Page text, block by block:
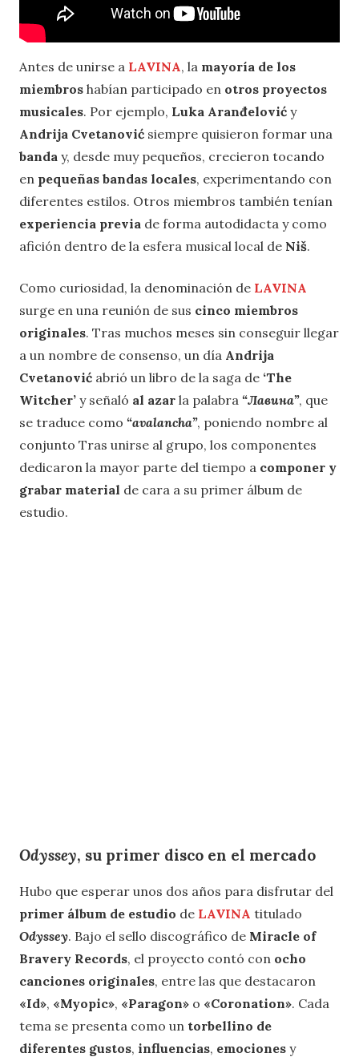
Antes de unirse a LAVINA, la mayoría de los
miembros habían participado en otros proyectos
musicales. Por ejemplo, Luka Aranđelović y
Andrija Cvetanović siempre quisieron formar una
banda y, desde muy pequeños, crecieron tocando
en pequeñas bandas locales, experimentando con
diferentes estilos. Otros miembros también tenían
experiencia previa de forma autodidacta y como
afición dentro de la esfera musical local de Niš.
Como curiosidad, la denominación de LAVINA
surge en una reunión de sus cinco miembros
originales. Tras muchos meses sin conseguir llegar
a un nombre de consenso, un día Andrija
Cvetanović abrió un libro de la saga de ‘The
Witcher’ y señaló al azar la palabra “Лавина”, que
se traduce como “avalancha”, poniendo nombre al
conjunto Tras unirse al grupo, los componentes
dedicaron la mayor parte del tiempo a componer y
grabar material de cara a su primer álbum de
estudio.
Odyssey, su primer disco en el mercado
Hubo que esperar unos dos años para disfrutar del
primer álbum de estudio de LAVINA titulado
Odyssey. Bajo el sello discográfico de Miracle of
Bravery Records, el proyecto contó con ocho
canciones originales, entre las que destacaron
«Id», «Myopic», «Paragon» o «Coronation». Cada
tema se presenta como un torbellino de
diferentes gustos, influencias, emociones y